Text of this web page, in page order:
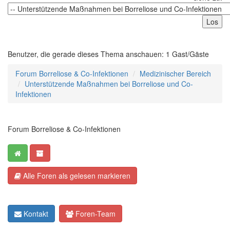
Benutzer, die gerade dieses Thema anschauen: 1 Gast/Gäste
Forum Borreliose & Co-Infektionen
Medizinischer Bereich
Unterstützende Maßnahmen bei Borreliose und Co-
Infektionen
Forum Borreliose & Co-Infektionen
Alle Foren als gelesen markieren
Kontakt Foren-Team